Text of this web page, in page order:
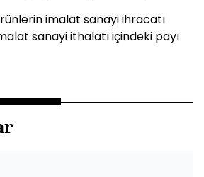
imalat sanayi ihracatı
sanayi ithalatı içindeki payı